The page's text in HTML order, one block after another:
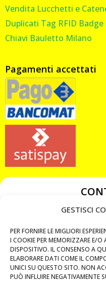
GESTISCI
PER FORNIRE LE MIGLIORI
I COOKIE PER MEMORIZZARE E/O
DISPOSITIVO. IL CONSENSO A
ELABORARE DATI COME IL
UNICI SU QUESTO SITO. NON
PUÒ INFLUIRE NEGATIVAMENTE
Vendita Lucchetti e
Duplicati Tag RFID Badge
Chiavi Bauletto Milano
Pagamenti accettati
349 3863811
Privacy Policy